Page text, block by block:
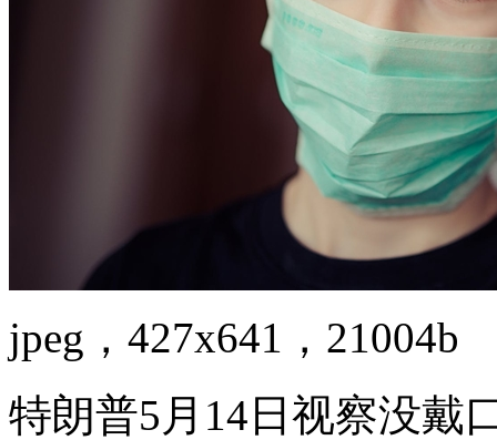
jpeg，427x641，21004b
特朗普5月14日视察没戴